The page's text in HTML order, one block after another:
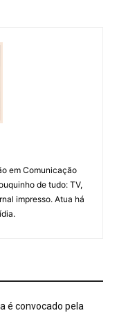
em Comunicação
de tudo: TV,
impresso. Atua há
é convocado pela